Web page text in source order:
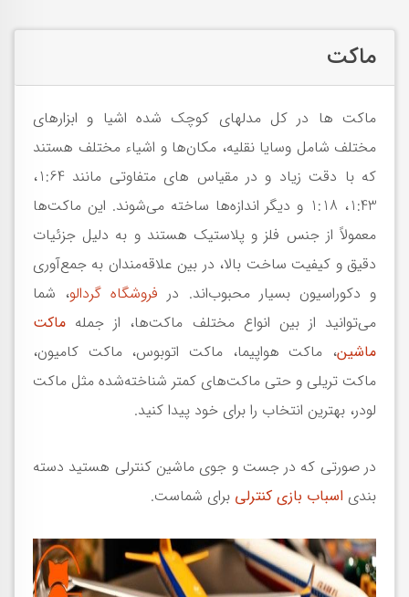
ماکت
ماکت ها در کل مدلهای کوچک شده اشیا و ابزارهای
مختلف شامل وسایا نقلیه، مکان‌ها و اشیاء مختلف هستند
که با دقت زیاد و در مقیاس های متفاوتی مانند 1:64،
1:43، 1:18 و دیگر اندازه‌ها ساخته می‌شوند. این ماکت‌ها
معمولاً از جنس فلز و پلاستیک هستند و به دلیل جزئیات
دقیق و کیفیت ساخت بالا، در بین علاقه‌مندان به جمع‌آوری
و دکوراسیون بسیار محبوب‌اند. در فروشگاه گردالو، شما
می‌توانید از بین انواع مختلف ماکت‌ها، از جمله ماکت
ماشین، ماکت هواپیما، ماکت اتوبوس، ماکت کامیون،
ماکت تریلی و حتی ماکت‌های کمتر شناخته‌شده مثل ماکت
لودر، بهترین انتخاب را برای خود پیدا کنید.
در صورتی که در جست و جوی ماشین کنترلی هستید دسته
بندی اسباب بازی کنترلی برای شماست.